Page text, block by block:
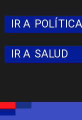
IR A POLÍTICA
IR A SALUD